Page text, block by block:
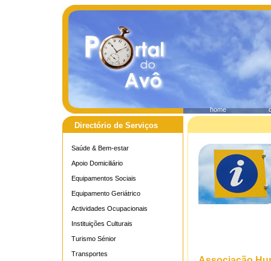
home
Directório de Serviços
Saúde & Bem-estar
Apoio Domiciliário
Equipamentos Sociais
Equipamento Geriátrico
Actividades Ocupacionais
Instituições Culturais
Turismo Sénior
Transportes